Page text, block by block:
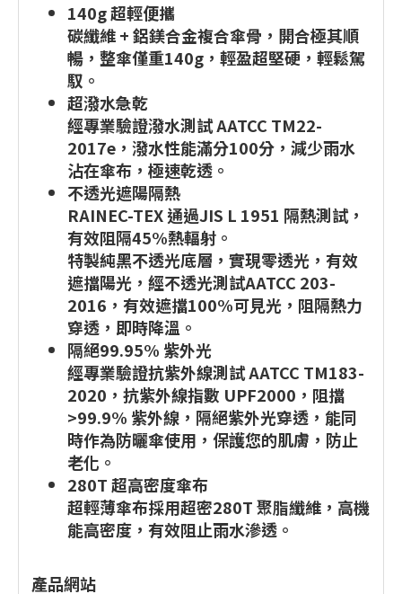
140g 超輕便攜
碳纖維 + 鋁鎂合金複合傘骨，開合極其順
暢，整傘僅重140g，輕盈超堅硬，輕鬆駕
馭。
超潑水急乾
經專業驗證潑水測試 AATCC TM22-
2017e，潑水性能滿分100分，減少雨水
沾在傘布，極速乾透。
不透光遮陽隔熱
RAINEC-TEX 通過JIS L 1951 隔熱測試，
有效阻隔45%熱輻射。
特製純黑不透光底層，實現零透光，有效
遮擋陽光，經不透光測試AATCC 203-
2016，有效遮擋100%可見光，阻隔熱力
穿透，即時降溫。
隔絕99.95% 紫外光
經專業驗證抗紫外線測試 AATCC TM183-
2020，抗紫外線指數 UPF2000，阻擋
>99.9% 紫外線，隔絕紫外光穿透，能同
時作為防曬傘使用，保護您的肌膚，防止
老化。
280T 超高密度傘布
超輕薄傘布採用超密280T 聚脂纖維，高機
能高密度，有效阻止雨水滲透。
產品網站